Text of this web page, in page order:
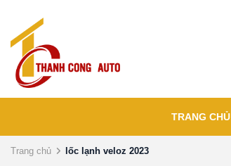
TRANG CHỦ
Trang chủ lốc lạnh veloz 2023